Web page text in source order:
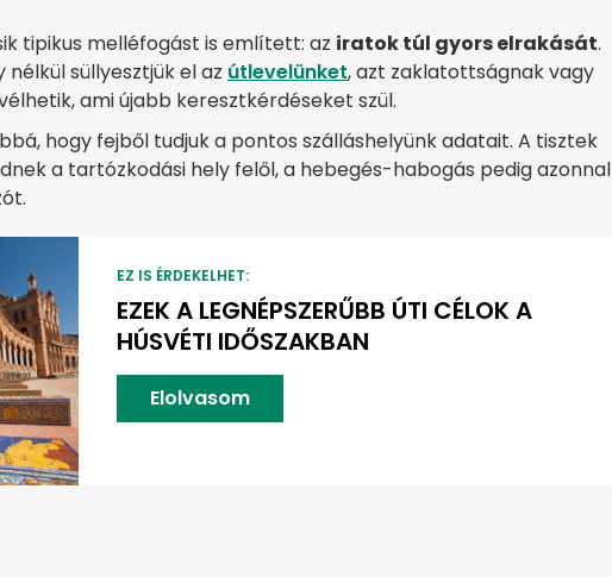
tipikus melléfogást is említett: az iratok túl gyors elrakását.
süllyesztjük el az útlevelünket, azt zaklatottságnak vagy
ami újabb keresztkérdéseket szül.
hogy fejből tudjuk a pontos szálláshelyünk adatait. A tisztek
a tartózkodási hely felől, a hebegés-habogás pedig azonnal
EZ IS ÉRDEKELHET:
EZEK A LEGNÉPSZERŰBB ÚTI CÉLOK A
HÚSVÉTI IDŐSZAKBAN
Elolvasom